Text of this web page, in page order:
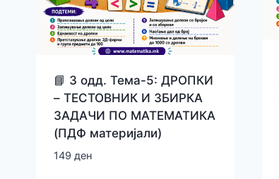
📘 3 одд. Тема-5: ДРОПКИ
– ТЕСТОВНИК И ЗБИРКА
ЗАДАЧИ ПО МАТЕМАТИКА
(ПДФ материјали)
149 ден